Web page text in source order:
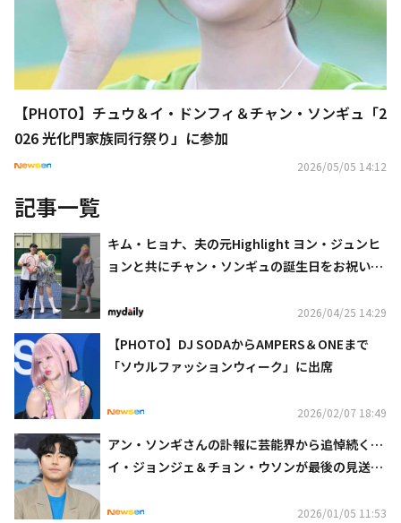
【PHOTO】チュウ＆イ・ドンフィ＆チャン・ソンギュ「2
026 光化門家族同行祭り」に参加
2026/05/05 14:12
記事一覧
キム・ヒョナ、夫の元Highlight ヨン・ジュンヒ
ョンと共にチャン・ソンギュの誕生日をお祝い！
2026/04/25 14:29
【PHOTO】DJ SODAからAMPERS＆ONEまで
「ソウルファッションウィーク」に出席
2026/02/07 18:49
アン・ソンギさんの訃報に芸能界から追悼続く…
イ・ジョンジェ＆チョン・ウソンが最後の見送り
2026/01/05 11:53